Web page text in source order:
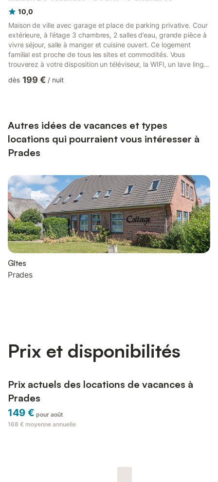
10,0
Maison de ville avec garage et place de parking privative. Cour
extérieure, à l’étage 3 chambres, 2 salles d’eau, grande pièce à
vivre séjour, salle à manger et cuisine ouvert. Ce logement
familial est proche de tous les sites et commodités. Vous
trouverez à votre disposition un téléviseur, la WIFI, un lave linge,
senseo, grille pain, un micro onde d’une gazinière avec four, une
dès 199 € / nuit
Autres idées de vacances et types
locations qui pourraient vous intéresser à
Prades
Gîtes
Prades
Prix et disponibilités
Prix actuels des locations de vacances à
Prades
149 € pour août
168 € moyenne annuelle